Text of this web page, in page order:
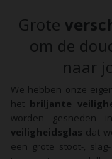
Grote
om de
naar
We hebben onze
het briljante
worden gesneden
veiligheidsglas dat
een grote stoot-,